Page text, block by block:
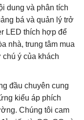
dung và phân tích
bá và quản lý trở
LED thích hợp để
nhà, trung tâm mua
ý của khách
đầu chuyên cung
kiểu áp phích
Chúng tôi cam